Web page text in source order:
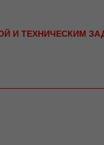
И ТЕХНИЧЕСКИМ